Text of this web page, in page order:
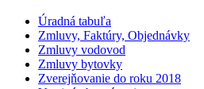
Úradná tabuľa
Zmluvy, Faktúry, Objednávky
Zmluvy vodovod
Zmluvy bytovky
Zverejňovanie do roku 2018